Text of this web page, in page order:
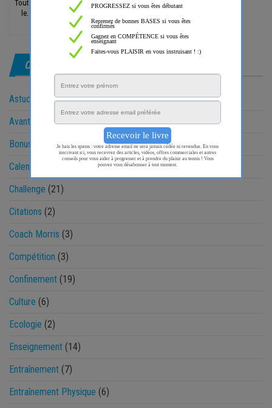
Tout ce que tu peux faire ou rêves de faire, entreprends-
le. L'audace est porteuse de génie, de pouvoir et de
magie.
CATÉGORIES
Astuces
(57)
Avantage Morris(28)
Bonus
Calendrier de l'avent
(128)
Challenge (21)
Citations (2)
Coach Morris (3)
Compétition (3)
Confinement (19)
Culture (6)
Ecologie (2)
Enseignement (14)
Entraînement (7)
Entraînement Physique (6)